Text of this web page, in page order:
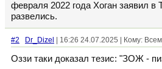
февраля 2022 года Хоган заявил в
развелись.
#2 Dr_Dizel | 16:26 24.07.2025 | Кому: Всем
Оззи таки доказал тезис: "ЗОЖ -